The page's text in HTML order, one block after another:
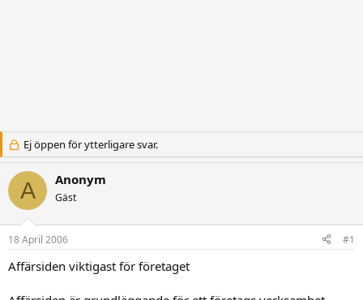
Ej öppen för ytterligare svar.
A Anonym
Gäst
18 April 2006 #1
Affärsiden viktigast för företaget